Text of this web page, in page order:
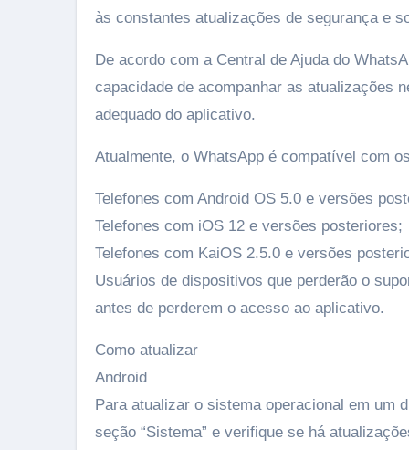
às constantes atualizações de segurança e
De acordo com a Central de Ajuda do
capacidade de acompanhar as atualizações
adequado do aplicativo.
Atualmente, o WhatsApp é compatível com
Telefones com Android OS 5.0 e versões
Telefones com iOS 12 e versões posteriores;
Telefones com KaiOS 2.5.0 e versões
Usuários de dispositivos que perderão o
antes de perderem o acesso ao aplicativo.
Como atualizar
Android
Para atualizar o sistema operacional em um
seção “Sistema” e verifique se há